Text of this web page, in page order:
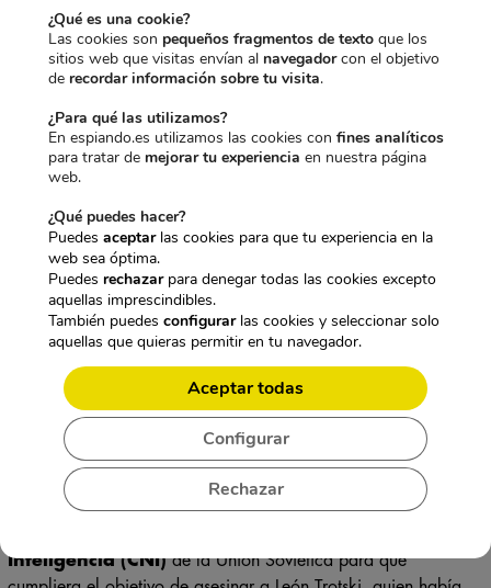
se ganó la confianza para finalmente asesinarlo a sangre fría.
Este espía español trabajó para el gobierno de Rusiapor lo
que, en el cementerio de Moscú, en su tumba, se puede
visualizar un epitafio en el que se califica como “héroe de la
Unión Soviética”, por haber asesinado al opositor principal de
Stalin, León Trotski.
La vida de este hombre transcurrió en medio de trabajos de
espionaje, identidades falsas, artilugios para asesinar, entre
otras acciones con las que benefició considerablemente a
Rusia.
Este espía nación en el mes de febrero de 1913, en el seno de
una familia burguesa, pues su padre era un empresario textil
que apoyó el nacionalismo conservador. Sin embargo, él
siempre tuvo en su fuero una inclinación amplia por la
militancia fascista.
En la época que estalló la Guerra Civil de España, este espía
se unió al bando de los republicanos. Sin embargo, en el año
convencerlo para que se uniera alCentro Nacional de
Inteligencia (CNI)de la Unión Soviética para que
¿Qué es una cookie?
Las cookies son pequeños fragmentos de texto que los
sitios web que visitas envían al navegadorcon el objetivo
de recordar información sobre tu visita.
¿Para qué las utilizamos?
En espiando.es utilizamos las cookies con fines analíticos
para tratar de mejorar tu experiencia en nuestra página
web.
¿Qué puedes hacer?
Puedes aceptarlas cookies para que tu experiencia en la
web sea óptima.
Puedes rechazarpara denegar todas las cookies excepto
aquellas imprescindibles.
También puedes configurarlas cookies y seleccionar solo
aquellas que quieras permitir en tu navegador.
Aceptar todas
Rechazar
Configurar